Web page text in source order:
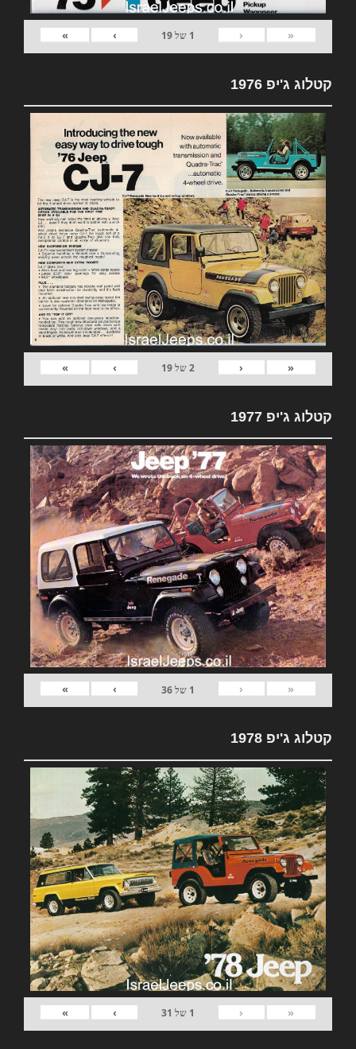
«
‹
1 של19
›
»
קטלוג ג'יפ 1976
«
‹
2של19
›
»
קטלוג ג'יפ 1977
«
‹
1 של36
›
»
קטלוג ג'יפ 1978
«
‹
1 של 31
›
»